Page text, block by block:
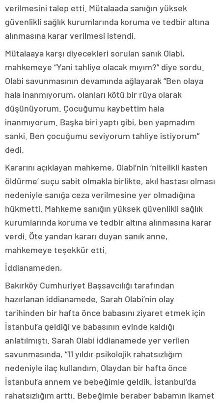
verilmesini talep etti. Mütalaada sanığın yüksek
güvenlikli sağlık kurumlarında koruma ve tedbir altına
alınmasına karar verilmesi istendi.
Mütalaaya karşı diyecekleri sorulan sanık Olabi,
mahkemeye “Yani tahliye olacak mıyım?” diye sordu.
Olabi savunmasının devamında ağlayarak “Ben olaya
hala inanmıyorum, olanları kötü bir rüya olarak
düşünüyorum. Çocuğumu kaybettim hala
inanmıyorum. Başka biri yaptı gibi, ben yapmadım
sanki. Ben çocuğumu seviyorum tahliye istiyorum”
dedi.
Kararını açıklayan mahkeme, Olabi’nin ‘nitelikli kasten
öldürme’ suçu sabit olmakla birlikte, akıl hastası olması
nedeniyle sanığa ceza verilmesine yer olmadığına
hükmetti. Mahkeme sanığın yüksek güvenlikli sağlık
kurumlarında koruma ve tedbir altına alınmasına karar
verdi. Öte yandan kararı duyan sanık anne,
mahkemeye teşekkür etti.
İddianameden,
Bakırköy Cumhuriyet Başsavcılığı tarafından
hazırlanan iddianamede, Sarah Olabi’nin olay
tarihinden bir hafta önce babasını ziyaret etmek için
İstanbul’a geldiği ve babasının evinde kaldığı
anlatılmıştı. Sarah Olabi iddianamede yer verilen
savunmasında, “11 yıldır psikolojik rahatsızlığım
nedeniyle ilaç kullandım. Olaydan bir hafta önce
İstanbul’a annem ve bebeğimle geldik. İstanbul’da
rahatsızlığım arttı. Bebeğimle beraber babamın ikamet